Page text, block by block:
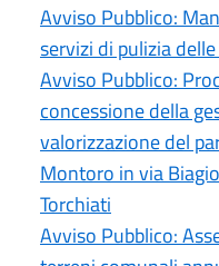
Avviso Pubblico:
servizi di pulizia
Avviso Pubblico:
concessione della
valorizzazione del
Montoro in via
Torchiati
Avviso Pubblico: